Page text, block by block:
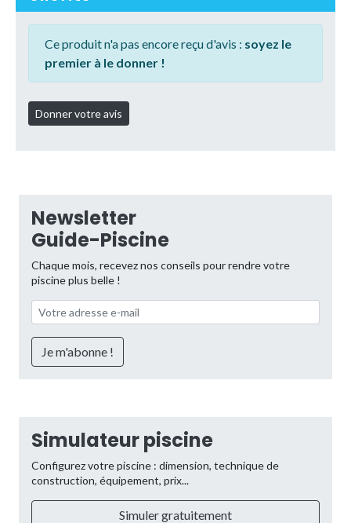
Ce produit n'a pas encore reçu d'avis : soyez le
premier à le donner !
Newsletter
Guide-Piscine
Chaque mois, recevez nos conseils pour rendre votre
piscine plus belle !
Simulateur piscine
Configurez votre piscine : dimension, technique de
construction, équipement, prix...
Simuler gratuitement